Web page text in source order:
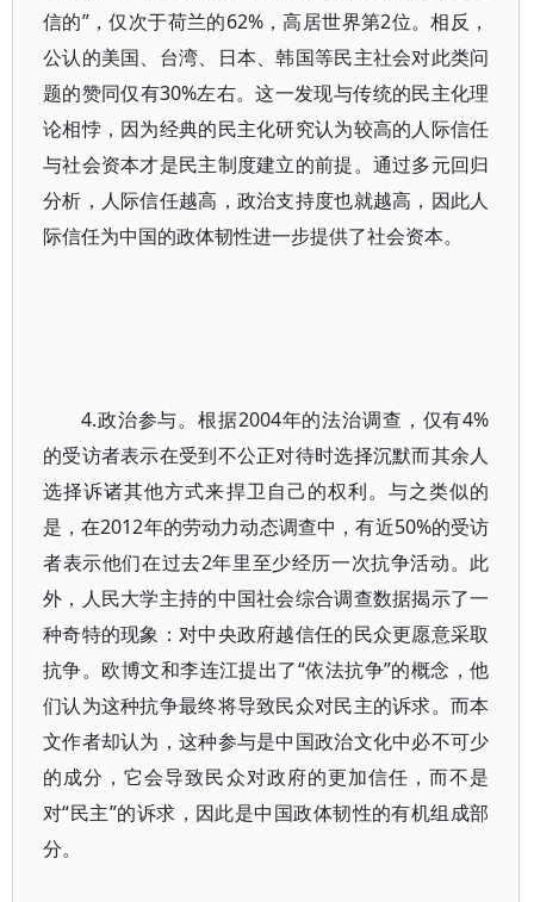
信的”，仅次于荷兰的62%，高居世界第2位。相反，
公认的美国、台湾、日本、韩国等民主社会对此类问
题的赞同仅有30%左右。这一发现与传统的民主化理
论相悖，因为经典的民主化研究认为较高的人际信任
与社会资本才是民主制度建立的前提。通过多元回归
分析，人际信任越高，政治支持度也就越高，因此人
际信任为中国的政体韧性进一步提供了社会资本。
4.政治参与。根据2004年的法治调查，仅有4%
的受访者表示在受到不公正对待时选择沉默而其余人
选择诉诸其他方式来捍卫自己的权利。与之类似的
是，在2012年的劳动力动态调查中，有近50%的受访
者表示他们在过去2年里至少经历一次抗争活动。此
外，人民大学主持的中国社会综合调查数据揭示了一
种奇特的现象：对中央政府越信任的民众更愿意采取
抗争。欧博文和李连江提出了“依法抗争”的概念，他
们认为这种抗争最终将导致民众对民主的诉求。而本
文作者却认为，这种参与是中国政治文化中必不可少
的成分，它会导致民众对政府的更加信任，而不是
对“民主”的诉求，因此是中国政体韧性的有机组成部
分。